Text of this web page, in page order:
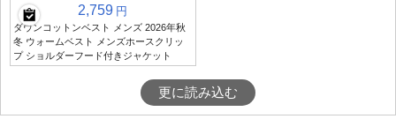
2,759 円
ダウンコットンベスト メンズ 2026年秋
冬 ウォームベスト メンズホースクリッ
プ ショルダーフード付きジャケット
更に読み込む